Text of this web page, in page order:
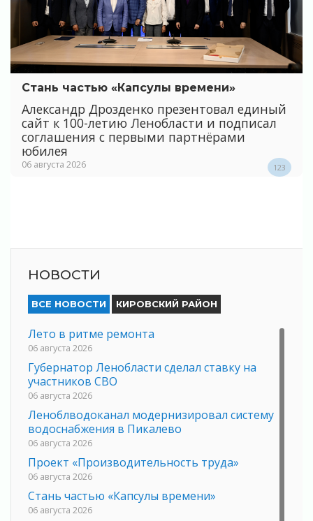
Стань частью «Капсулы времени»
Александр Дрозденко презентовал единый
сайт к 100-летию Ленобласти и подписал
соглашения с первыми партнёрами
юбилея
06 августа 2026 123
НОВОСТИ
ВСЕ НОВОСТИ КИРОВСКИЙ РАЙОН
Лето в ритме ремонта
06 августа 2026
Губернатор Ленобласти сделал ставку на
участников СВО
06 августа 2026
Леноблводоканал модернизировал систему
водоснабжения в Пикалево
06 августа 2026
Проект «Производительность труда»
06 августа 2026
Стань частью «Капсулы времени»
06 августа 2026